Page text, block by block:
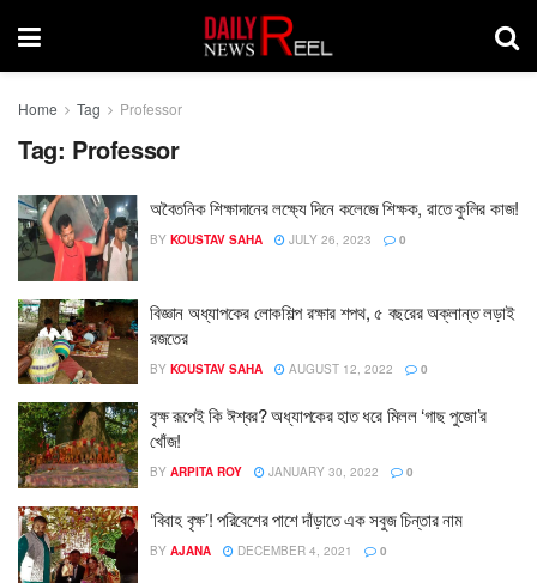
Home Tag Professor
Tag: Professor
অবৈতনিক শিক্ষাদানের লক্ষ্যে দিনে কলেজে শিক্ষক, রাতে কুলির কাজ!
BY KOUSTAV SAHA JULY 26, 2023 0
বিজ্ঞান অধ্যাপকের লোকশিল্প রক্ষার শপথ, ৫ বছরের অক্লান্ত লড়াই
রজতের
BY KOUSTAV SAHA AUGUST 12, 2022 0
বৃক্ষ রূপেই কি ঈশ্বর? অধ্যাপকের হাত ধরে মিলল ‘গাছ পুজো’র
খোঁজ!
BY ARPITA ROY JANUARY 30, 2022 0
‘বিবাহ বৃক্ষ’! পরিবেশের পাশে দাঁড়াতে এক সবুজ চিন্তার নাম
BY AJANA DECEMBER 4, 2021 0